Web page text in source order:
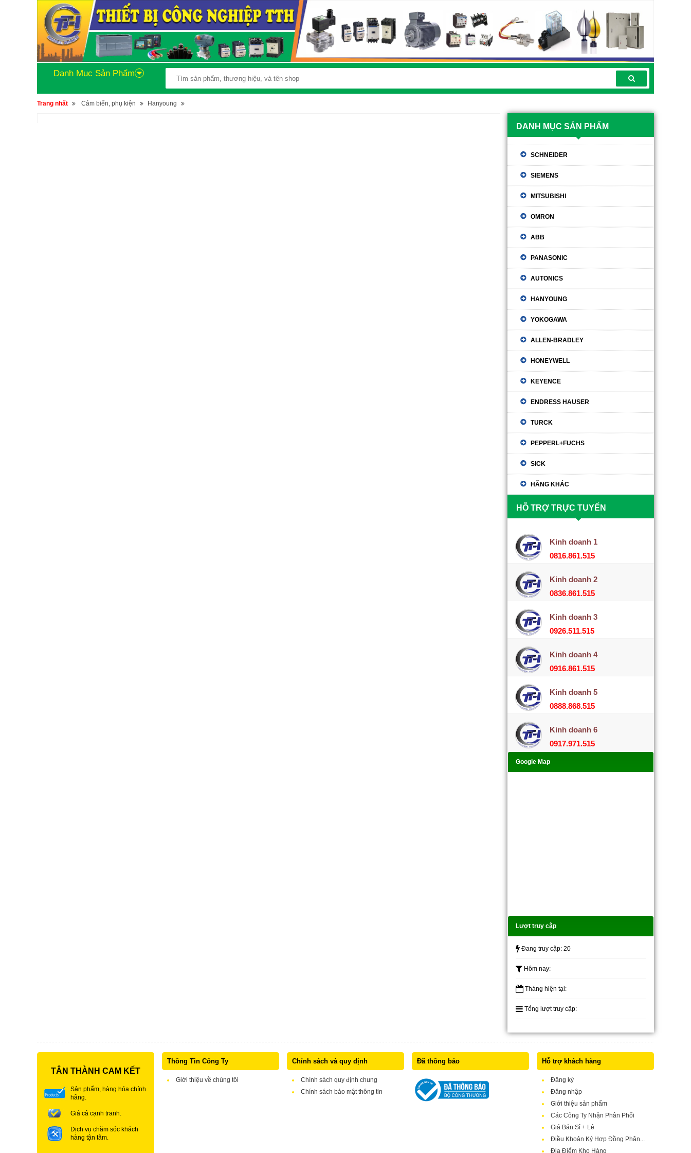
Danh Mục Sản Phẩm
Trang nhất Cảm biến, phụ kiện Hanyoung
DANH MỤC SẢN PHẨM
SCHNEIDER
SIEMENS
MITSUBISHI
OMRON
ABB
PANASONIC
AUTONICS
HANYOUNG
YOKOGAWA
ALLEN-BRADLEY
HONEYWELL
KEYENCE
ENDRESS HAUSER
TURCK
PEPPERL+FUCHS
SICK
HÃNG KHÁC
HỖ TRỢ TRỰC TUYẾN
Kinh doanh 1
0816.861.515
Kinh doanh 2
0836.861.515
Kinh doanh 3
0926.511.515
Kinh doanh 4
0916.861.515
Kinh doanh 5
0888.868.515
Kinh doanh 6
0917.971.515
Google Map
Lượt truy cập
Đang truy cập: 20
Hôm nay:
Tháng hiện tại:
Tổng lượt truy cập:
TÂN THÀNH CAM KẾT
Sản phẩm, hàng hóa chính
hãng.
Giá cả cạnh tranh.
Dịch vụ chăm sóc khách
hàng tận tâm.
Thông Tin Công Ty
Giới thiệu về chúng tôi
Chính sách và quy định
Chính sách quy định chung
Chính sách bảo mật thông tin
Đã thông báo Hỗ trợ khách hàng
Đăng ký
Đăng nhập
Giới thiệu sản phẩm
Các Công Ty Nhận Phân Phối
Giá Bán Sỉ + Lẻ
Điều Khoản Ký Hợp Đồng Phân...
Địa Điểm Kho Hàng